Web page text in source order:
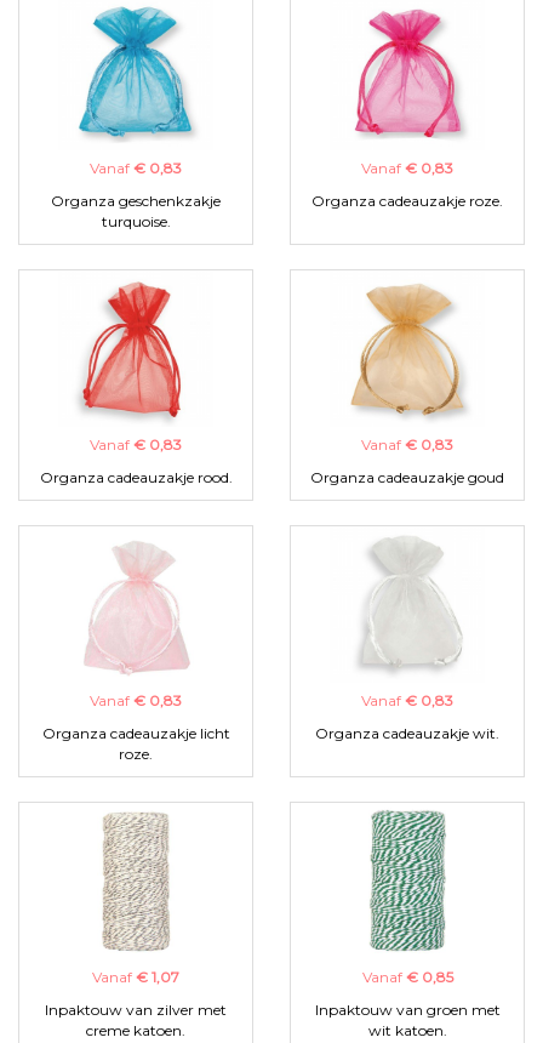
Vanaf € 0,83
Organza geschenkzakje
turquoise.
Vanaf € 0,83
Organza cadeauzakje roze.
Vanaf € 0,83
Organza cadeauzakje rood.
Vanaf € 0,83
Organza cadeauzakje goud
Vanaf € 0,83
Organza cadeauzakje licht
roze.
Vanaf € 0,83
Organza cadeauzakje wit.
Vanaf € 1,07
Inpaktouw van zilver met
creme katoen.
Vanaf € 0,85
Inpaktouw van groen met
wit katoen.